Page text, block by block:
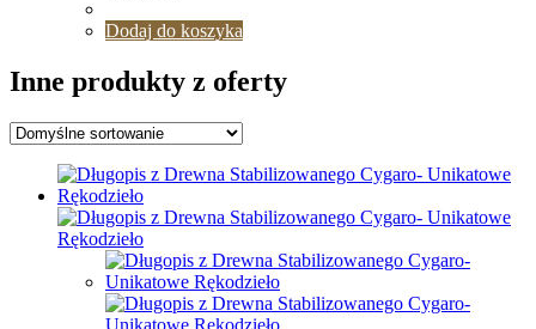
Dodaj do koszyka
Inne produkty z oferty